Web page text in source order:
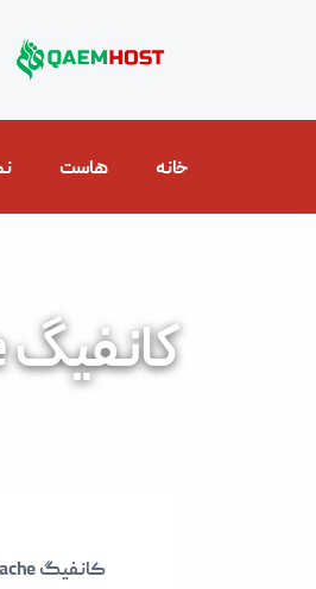
خانه هاست
کانفیگ Varnish Cache
کانفیگ